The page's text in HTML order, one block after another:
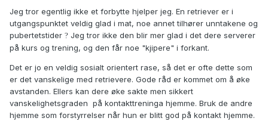
Jeg tror egentlig ikke et forbytte hjelper jeg. En retriever er i
utgangspunktet veldig glad i mat, noe annet tilhører unntakene og
pubertetstider ? Jeg tror ikke den blir mer glad i det dere serverer
på kurs og trening, og den får noe "kjipere" i forkant.
Det er jo en veldig sosialt orientert rase, så det er ofte dette som
er det vanskelige med retrievere. Gode råd er kommet om å øke
avstanden. Ellers kan dere øke sakte men sikkert
vanskelighetsgraden på kontakttreninga hjemme. Bruk de andre
hjemme som forstyrrelser når hun er blitt god på kontakt hjemme.